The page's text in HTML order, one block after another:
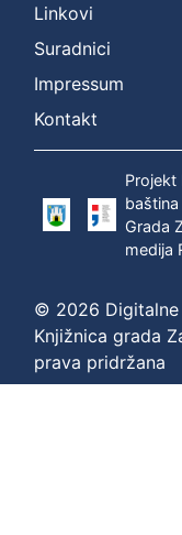
Linkovi
Suradnici
Impressum
Kontakt
Projekt
Grada
medija
© 2026
Knjižnica grada
prava pridržana